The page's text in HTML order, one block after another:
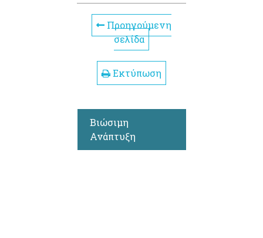
Προηγούμενη
σελίδα
Εκτύπωση
Βιώσιμη
Ανάπτυξη